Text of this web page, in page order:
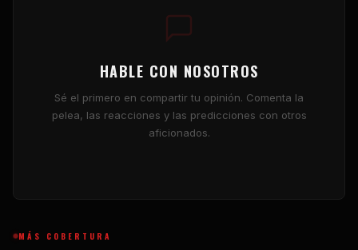
HABLE CON NOSOTROS
Sé el primero en compartir tu opinión. Comenta la
pelea, las reacciones y las predicciones con otros
aficionados.
MÁS COBERTURA